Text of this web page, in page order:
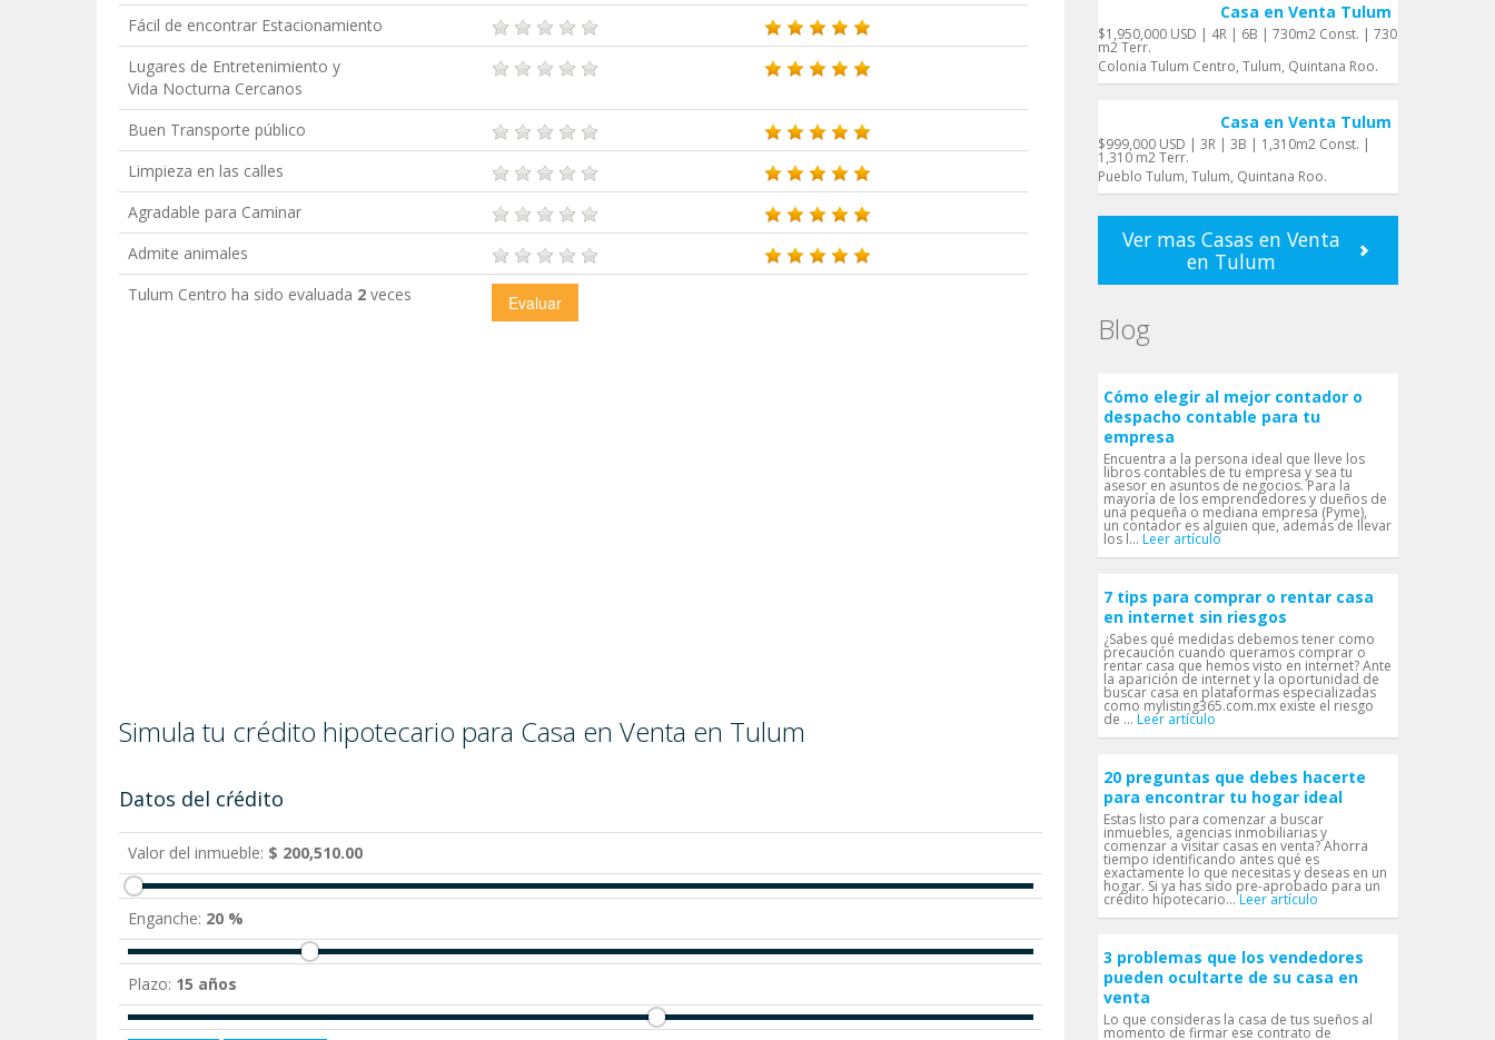
Fácil de encontrar Estacionamiento
Lugares de Entretenimiento y
Vida Nocturna Cercanos
Buen Transporte público
Limpieza en las calles
Agradable para Caminar
Admite animales
Tulum Centro ha sido evaluada 2 veces
Simula tu crédito hipotecario para Casa en Venta en Tulum
Datos del cŕédito
Valor del inmueble: $ 200,510.00
Enganche: 20 %
Plazo: 15 años
Casa en Venta Tulum
$1,950,000 USD | 4R | 6B | 730m2 Const. | 730
m2 Terr.
Colonia Tulum Centro, Tulum, Quintana Roo.
Casa en Venta Tulum
$999,000 USD | 3R | 3B | 1,310m2 Const. |
1,310 m2 Terr.
Pueblo Tulum, Tulum, Quintana Roo.
Ver mas Casas en Venta
en Tulum
Blog
Cómo elegir al mejor contador o
despacho contable para tu
empresa
Encuentra a la persona ideal que lleve los
libros contables de tu empresa y sea tu
asesor en asuntos de negocios. Para la
mayoría de los emprendedores y dueños de
una pequeña o mediana empresa (Pyme),
un contador es alguien que, además de llevar
los l... Leer artículo
7 tips para comprar o rentar casa
en internet sin riesgos
¿Sabes qué medidas debemos tener como
precaución cuando queramos comprar o
rentar casa que hemos visto en internet? Ante
la aparición de internet y la oportunidad de
buscar casa en plataformas especializadas
como mylisting365.com.mx existe el riesgo
de ... Leer artículo
20 preguntas que debes hacerte
para encontrar tu hogar ideal
Estas listo para comenzar a buscar
inmuebles, agencias inmobiliarias y
comenzar a visitar casas en venta? Ahorra
tiempo identificando antes qué es
exactamente lo que necesitas y deseas en un
hogar. Si ya has sido pre-aprobado para un
crédito hipotecario...Leer artículo
3 problemas que los vendedores
pueden ocultarte de su casa en
venta
Lo que consideras la casa de tus sueños al
momento de firmar ese contrato de